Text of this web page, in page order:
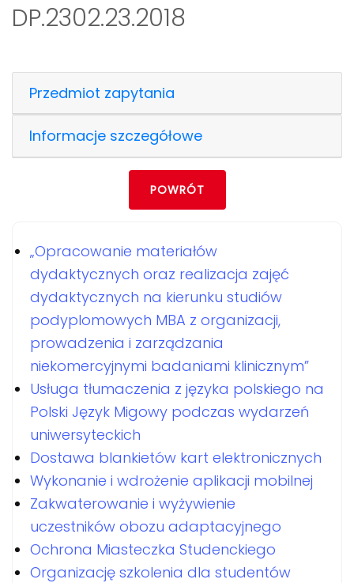
DP.2302.23.2018
Przedmiot zapytania
Informacje szczegółowe
POWRÓT
„Opracowanie materiałów
dydaktycznych oraz realizacja zajęć
dydaktycznych na kierunku studiów
podyplomowych MBA z organizacji,
prowadzenia i zarządzania
niekomercyjnymi badaniami klinicznym”
Usługa tłumaczenia z języka polskiego na
Polski Język Migowy podczas wydarzeń
uniwersyteckich
Dostawa blankietów kart elektronicznych
Wykonanie i wdrożenie aplikacji mobilnej
Zakwaterowanie i wyżywienie
uczestników obozu adaptacyjnego
Ochrona Miasteczka Studenckiego
Organizację szkolenia dla studentów